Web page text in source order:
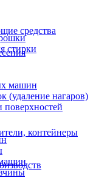
стирки
средства
машин
(удаление нагаров)
поверхностей
контейнеры